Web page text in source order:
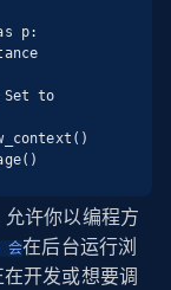
Set to
允许你以编程方
会在后台运行浏
开发或想要调